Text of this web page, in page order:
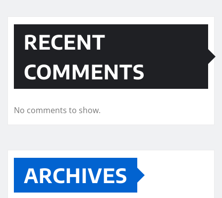
RECENT
COMMENTS
No comments to show.
ARCHIVES